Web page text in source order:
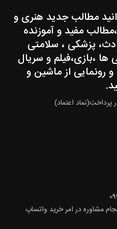
مطالب جدید هنری و
مفید و آموزنده
پزشکی ، سلامتی
ها ،بازی،فیلم و سریال
رونمایی از ماشین و
اعتماد)
مشاوره در امر خرید واتساپ